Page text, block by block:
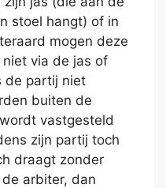
stoel hangt) of in
mogen deze
via de jas of
de partij niet
buiten de
vastgesteld
zijn partij toch
draagt zonder
arbiter, dan